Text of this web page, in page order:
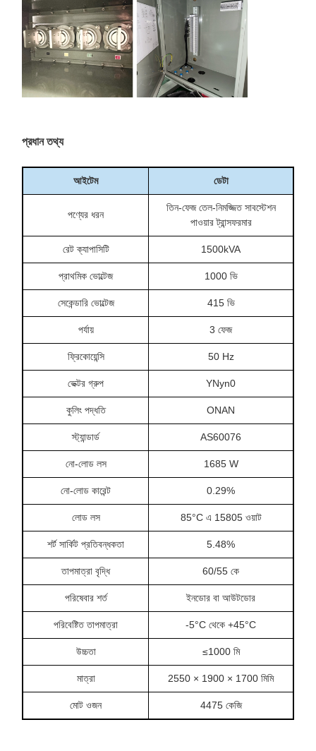
প্রধান তথ্য
আইটেম ডেটা
পণ্যের ধরন
তিন-ফেজ তেল-নিমজ্জিত সাবস্টেশন
পাওয়ার ট্রান্সফরমার
রেট ক্যাপাসিটি 1500kVA
প্রাথমিক ভোল্টেজ 1000 ভি
সেকেন্ডারি ভোল্টেজ 415 ভি
পর্যায় 3 ফেজ
ফ্রিকোয়েন্সি 50 Hz
ভেক্টর গ্রুপ YNyn0
কুলিং পদ্ধতি ONAN
স্ট্যান্ডার্ড AS60076
নো-লোড লস 1685 W
নো-লোড কারেন্ট 0.29%
লোড লস 85°C এ 15805 ওয়াট
শর্ট সার্কিট প্রতিবন্ধকতা 5.48%
তাপমাত্রা বৃদ্ধি 60/55 কে
পরিষেবার শর্ত ইনডোর বা আউটডোর
পরিবেষ্টিত তাপমাত্রা -5°C থেকে +45°C
উচ্চতা ≤1000 মি
মাত্রা 2550 × 1900 × 1700 মিমি
মোট ওজন 4475 কেজি